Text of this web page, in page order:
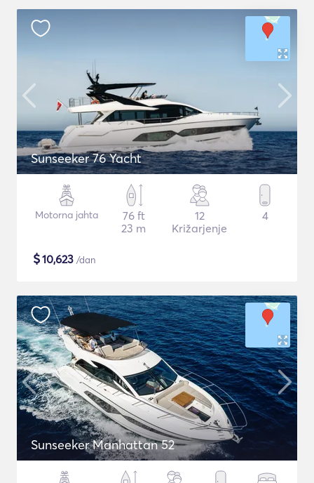
Sunseeker 76 Yacht
Motorna jahta
76 ft
23 m
12
Križarjenje
4
$10,623 /dan
Sunseeker Manhattan 52